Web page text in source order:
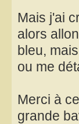
Mais j'ai
alors
bleu,
ou me
Merci à
grande